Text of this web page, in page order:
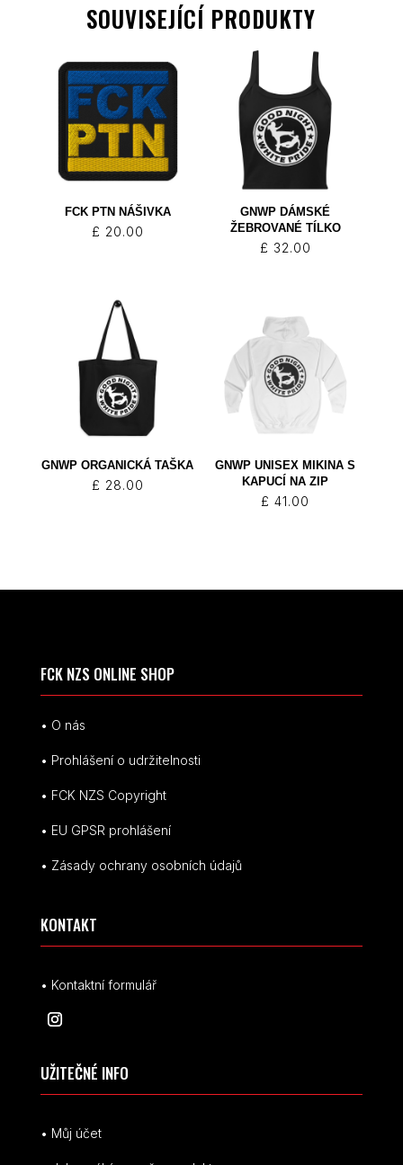
SOUVISEJÍCÍ PRODUKTY
FCK PTN NÁŠIVKA
£ 20.00
GNWP DÁMSKÉ
ŽEBROVANÉ TÍLKO
£ 32.00
GNWP ORGANICKÁ TAŠKA
£ 28.00
GNWP UNISEX MIKINA S
KAPUCÍ NA ZIP
£ 41.00
FCK NZS ONLINE SHOP
• O nás
• Prohlášení o udržitelnosti
• FCK NZS Copyright
• EU GPSR prohlášení
• Zásady ochrany osobních údajů
KONTAKT
• Kontaktní formulář
UŽITEČNÉ INFO
• Můj účet